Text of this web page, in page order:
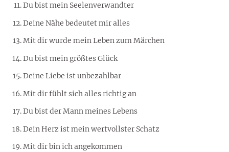
Du bist mein Seelenverwandter
Deine Nähe bedeutet mir alles
Mit dir wurde mein Leben zum Märchen
Du bist mein größtes Glück
Deine Liebe ist unbezahlbar
Mit dir fühlt sich alles richtig an
Du bist der Mann meines Lebens
Dein Herz ist mein wertvollster Schatz
Mit dir bin ich angekommen